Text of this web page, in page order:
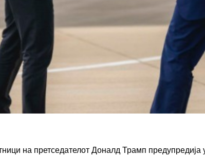
на претседателот Доналд Трамп предупредија